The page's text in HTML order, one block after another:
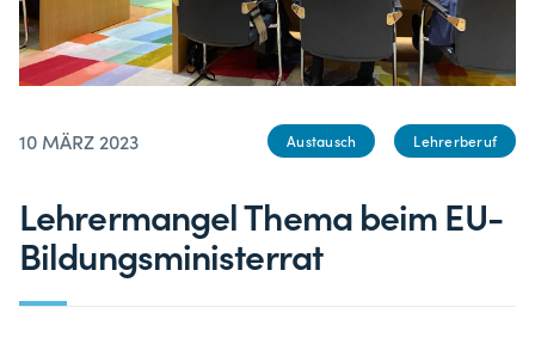
10 MÄRZ 2023 Austausch Lehrerberuf
Lehrermangel Thema beim EU-
Bildungsministerrat